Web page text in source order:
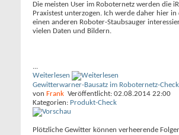
Die meisten User im Roboternetz werden die
Praxistest unterzogen. Ich werde daher hier
einen anderen Roboter-Staubsauger
vielen Daten und Bildern.
...
Weiterlesen
Gewitterwarner-Bausatz im Roboternetz-Check
von Frank Veröffentlicht: 02.08.2014 22:00
Kategorien: Produkt-Check
Plötzliche Gewitter können verheerende